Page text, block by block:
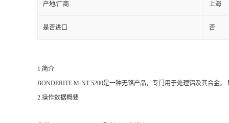
产地/厂商 上海
是否进口 否
1.简介
BONDERITE M-NT 5200是一种无铬产品，专门用于处理铝及其合金
2.操作数据概要